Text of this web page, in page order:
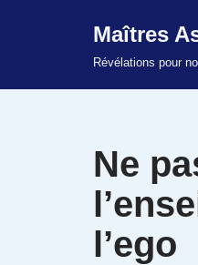
Maîtres
Révélations pour
Ne
l’ego